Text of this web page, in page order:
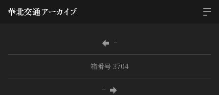
−
箱番号 3704
−